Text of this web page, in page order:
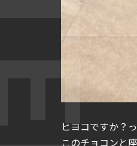
ヒヨコですか？
このチョコンと